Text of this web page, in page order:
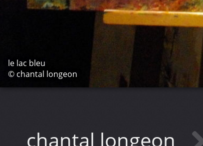
le lac bleu
© chantal longeon
chantal longeon